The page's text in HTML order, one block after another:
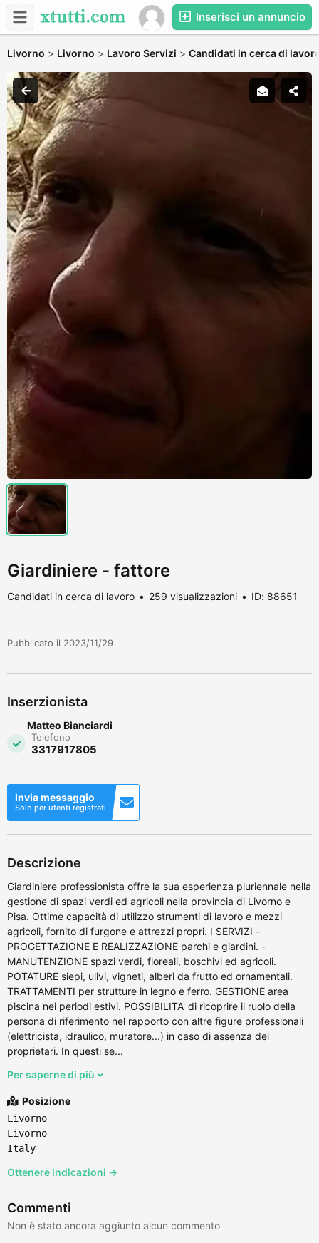
Inserisci un annuncio
Livorno > Livorno > Lavoro Servizi > Candidati in cerca di
Giardiniere - fattore
Candidati in cerca di lavoro 259 visualizzazioni ID: 88651
Pubblicato il 2023/11/29
Inserzionista
Matteo Bianciardi
Telefono
3317917805
Invia messaggio
Solo per utenti registrati
Descrizione
Giardiniere professionista offre la sua esperienza pluriennale nella
gestione di spazi verdi ed agricoli nella provincia di Livorno e
Pisa. Ottime capacità di utilizzo strumenti di lavoro e mezzi
agricoli, fornito di furgone e attrezzi propri. I SERVIZI -
PROGETTAZIONE E REALIZZAZIONE parchi e giardini. -
MANUTENZIONE spazi verdi, floreali, boschivi ed agricoli.
POTATURE siepi, ulivi, vigneti, alberi da frutto ed ornamentali.
TRATTAMENTI per strutture in legno e ferro. GESTIONE area
piscina nei periodi estivi. POSSIBILITA' di ricoprire il ruolo della
persona di riferimento nel rapporto con altre figure professionali
(elettricista, idraulico, muratore...) in caso di assenza dei
proprietari. In questi se...
Per saperne di più
Posizione
Livorno
Livorno
Italy
Ottenere indicazioni →
Commenti
Non è stato ancora aggiunto alcun commento